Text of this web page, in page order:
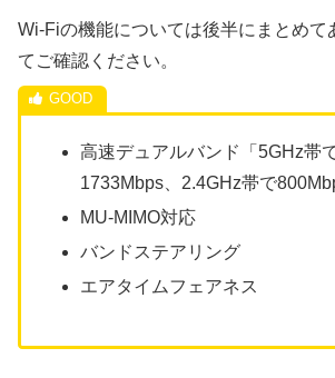
Wi-Fiの機能については後半にまとめて
てご確認ください。
高速デュアルバンド「5GHz帯
1733Mbps、2.4GHz帯で
MU-MIMO対応
バンドステアリング
エアタイムフェアネス